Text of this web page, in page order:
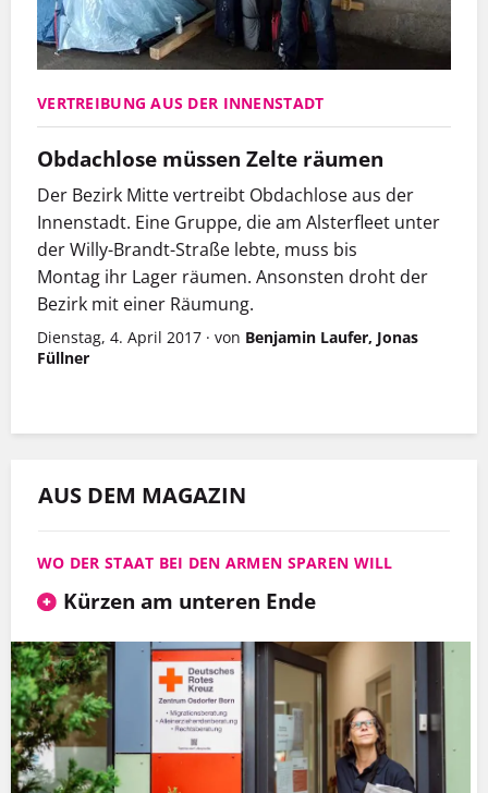
VERTREIBUNG AUS DER INNENSTADT
Obdachlose müssen Zelte räumen
Der Bezirk Mitte vertreibt Obdachlose aus der
Innenstadt. Eine Gruppe, die am Alsterfleet unter
der Willy-Brandt-Straße lebte, muss bis
Montag ihr Lager räumen. Ansonsten droht der
Bezirk mit einer Räumung.
Dienstag, 4. April 2017 · von Benjamin Laufer, Jonas
Füllner
AUS DEM MAGAZIN
WO DER STAAT BEI DEN ARMEN SPAREN WILL
Kürzen am unteren Ende